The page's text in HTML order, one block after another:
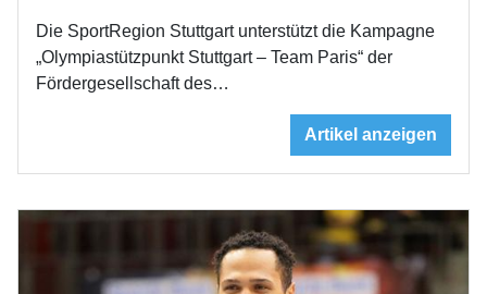
Die SportRegion Stuttgart unterstützt die Kampagne
„Olympiastützpunkt Stuttgart – Team Paris“ der
Fördergesellschaft des…
Artikel anzeigen